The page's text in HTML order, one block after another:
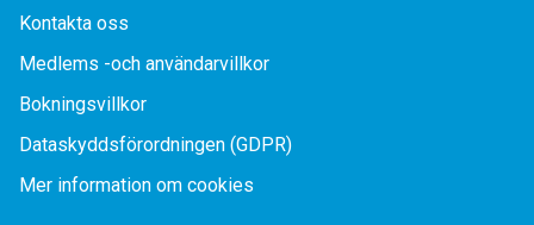
Kontakta oss
Medlems -och användarvillkor
Bokningsvillkor
Dataskyddsförordningen (GDPR)
Mer information om cookies